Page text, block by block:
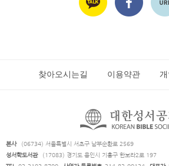
찾아오시는길 이용약관
본사
(06734) 서울특별시 서초구 남부순환로 2569
성서학도서관
(17083) 경기도 용인시 기흥구 한보라2로 197